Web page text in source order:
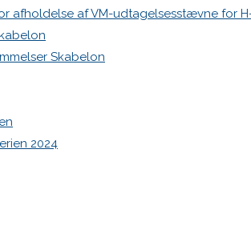
afholdelse af VM-udtagelsesstævne for
Skabelon
2024
klar til